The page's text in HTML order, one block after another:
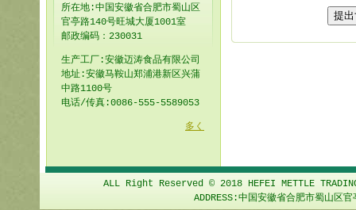
所在地:中国安徽省合肥市蜀山区
官亭路140号旺城大厦1001室
邮政编码：230031
生产工厂:安徽迈涛食品有限公司
地址:安徽马鞍山郑浦港新区兴蒲
中路1100号
电话/传真:0086-555-5589053
多く
ALL Right Reserved © 2018 HEFEI METTLE
ADDRESS:中国安徽省合肥市蜀山